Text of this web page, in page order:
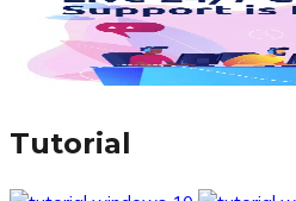
Tutorial